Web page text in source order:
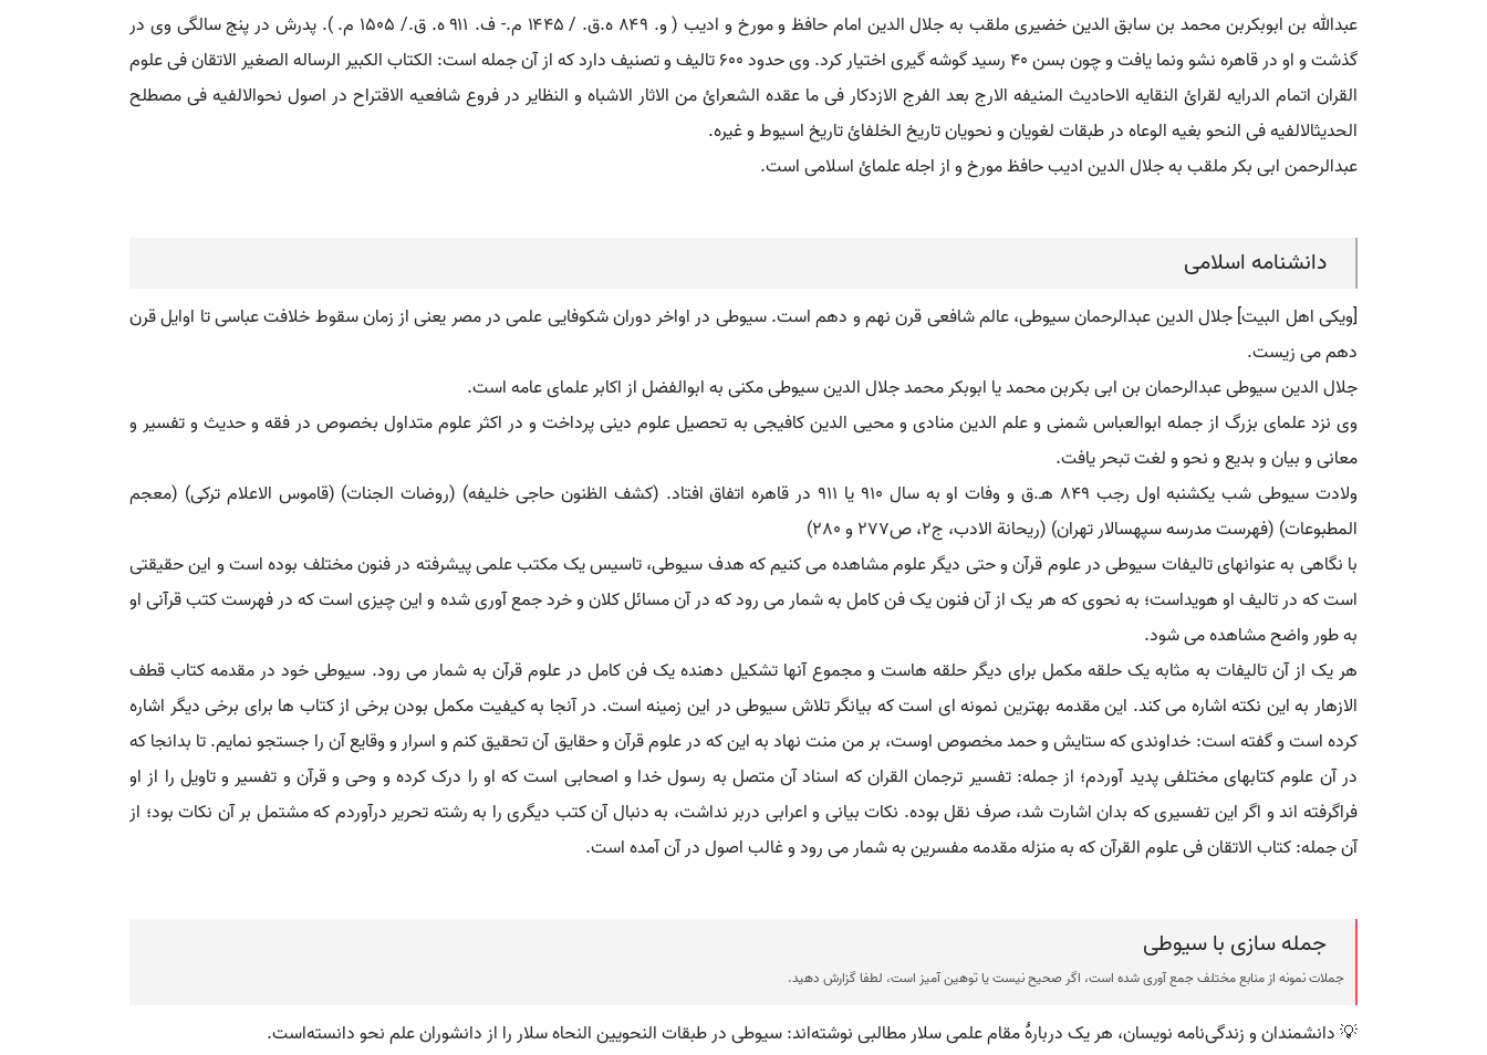
عبدالله بن ابوبکربن محمد بن سابق الدین خضیری ملقب به جلال الدین امام حافظ و مورخ و ادیب ( و. ۸۴۹ ه.ق. / ۱۴۴۵ م.- ف. ۹۱۱ ه. ق./ ۱۵٠۵ م. ). پدرش در پنج سالگی وی در
گذشت و او در قاهره نشو ونما یافت و چون بسن ۴٠ رسید گوشه گیری اختیار کرد. وی حدود ۶٠٠ تالیف و تصنیف دارد که از آن جمله است: الکتاب الکبیر الرساله الصغیر الاتقان فی علوم
القران اتمام الدرایه لقرائ النقایه الاحادیث المنیفه الارج بعد الفرج الازدکار فی ما عقده الشعرائ من الاثار الاشباه و النظایر در فروع شافعیه الاقتراح در اصول نحوالالفیه فی مصطلح
الحدیثالالفیه فی النحو بغیه الوعاه در طبقات لغویان و نحویان تاریخ الخلفائ تاریخ اسیوط و غیره.
عبدالرحمن ابی بکر ملقب به جلال الدین ادیب حافظ مورخ و از اجله علمائ اسلامی است.
دانشنامه اسلامی
[ویکی اهل البیت] جلال الدین عبدالرحمان سیوطی، عالم شافعی قرن نهم و دهم است. سیوطی در اواخر دوران شکوفایی علمی در مصر یعنی از زمان سقوط خلافت عباسی تا اوایل قرن
دهم می زیست.
جلال الدین سیوطی عبدالرحمان بن ابی بکربن محمد یا ابوبکر محمد جلال الدین سیوطی مکنی به ابوالفضل از اکابر علمای عامه است.
وی نزد علمای بزرگ از جمله ابوالعباس شمنی و علم الدین منادی و محیی الدین کافیجی به تحصیل علوم دینی پرداخت و در اکثر علوم متداول بخصوص در فقه و حدیث و تفسیر و
معانی و بیان و بدیع و نحو و لغت تبحر یافت.
ولادت سیوطی شب یکشنبه اول رجب 849 هـ.ق و وفات او به سال 910 یا 911 در قاهره اتفاق افتاد. (کشف الظنون حاجی خلیفه) (روضات الجنات) (قاموس الاعلام ترکی) (معجم
المطبوعات) (فهرست مدرسه سپهسالار تهران) (ریحانة الادب، ج2، ص277 و 280)
با نگاهی به عنوانهای تالیفات سیوطی در علوم قرآن و حتی دیگر علوم مشاهده می کنیم که هدف سیوطی، تاسیس یک مکتب علمی پیشرفته در فنون مختلف بوده است و این حقیقتی
است که در تالیف او هویداست؛ به نحوی که هر یک از آن فنون یک فن کامل به شمار می رود که در آن مسائل کلان و خرد جمع آوری شده و این چیزی است که در فهرست کتب قرآنی او
به طور واضح مشاهده می شود.
هر یک از آن تالیفات به مثابه یک حلقه مکمل برای دیگر حلقه هاست و مجموع آنها تشکیل دهنده یک فن کامل در علوم قرآن به شمار می رود. سیوطی خود در مقدمه کتاب قطف
الازهار به این نکته اشاره می کند. این مقدمه بهترین نمونه ای است که بیانگر تلاش سیوطی در این زمینه است. در آنجا به کیفیت مکمل بودن برخی از کتاب ها برای برخی دیگر اشاره
کرده است و گفته است: خداوندی که ستایش و حمد مخصوص اوست، بر من منت نهاد به این که در علوم قرآن و حقایق آن تحقیق کنم و اسرار و وقایع آن را جستجو نمایم. تا بدانجا که
در آن علوم کتابهای مختلفی پدید آوردم؛ از جمله: تفسیر ترجمان القران که اسناد آن متصل به رسول خدا و اصحابی است که او را درک کرده و وحی و قرآن و تفسیر و تاویل را از او
فراگرفته اند و اگر این تفسیری که بدان اشارت شد، صرف نقل بوده. نکات بیانی و اعرابی دربر نداشت، به دنبال آن کتب دیگری را به رشته تحریر درآوردم که مشتمل بر آن نکات بود؛ از
آن جمله: کتاب الاتقان فی علوم القرآن که به منزله مقدمه مفسرین به شمار می رود و غالب اصول در آن آمده است.
جمله سازی با سیوطی
جملات نمونه از منابع مختلف جمع آوری شده است، اگر صحیح نیست یا توهین آمیز است، لطفا گزارش دهید.
💡 دانشمندان و زندگی‌نامه نویسان، هر یک دربارهٔ مقام علمی سلار مطالبی نوشته‌اند: سیوطی در طبقات النحویین النحاه سلار را از دانشوران علم نحو دانسته‌است.